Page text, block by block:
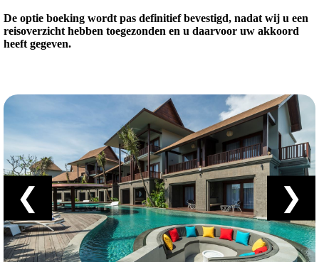
De optie boeking wordt pas definitief bevestigd, nadat wij u een
reisoverzicht hebben toegezonden en u daarvoor uw akkoord
heeft gegeven.
❮ ❯